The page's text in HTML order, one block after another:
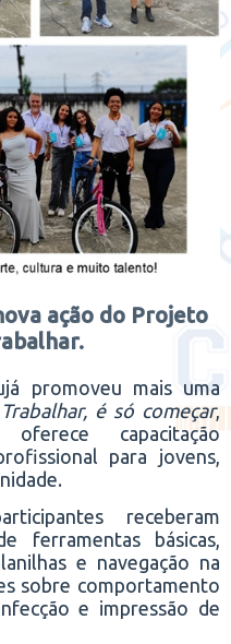
ação do Projeto
promoveu mais uma
é só começar,
capacitação
para jovens,
receberam
ferramentas básicas,
e navegação na
sobre comportamento
e impressão de